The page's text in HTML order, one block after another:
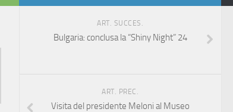
ART. SUCCES.
Bulgaria: conclusa la “Shiny Night” 24
ART. PREC.
Visita del presidente Meloni al Museo